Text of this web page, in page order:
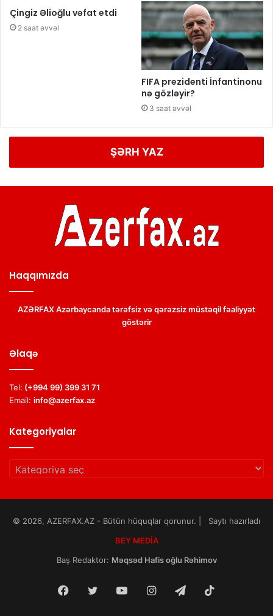
Çingiz Əlioğlu vəfat etdi
2 saat əvvəl
FIFA prezidenti İnfantinonu
nə gözləyir?
3 saat əvvəl
ŞƏRH YAZ
Haqqımızda
AZƏRFAX Azərbaycanda tərəfsiz və qərəzsiz müstəqil fəaliyyət
göstərir
Əlaqə
Tel: (+994 99) 399 31 71
Email: info@azerfax.az
Kategoriyalar
Kategoriyalar
© 2026, AZERFAX.AZ - Bütün hüquqlar qorunur. | Saytı hazırladı
BEY MEDİA
Baş Redaktor: Məqsəd Hafis oğlu Rəhimov
Facebook
Twitter YouTubeInstagramTelegram